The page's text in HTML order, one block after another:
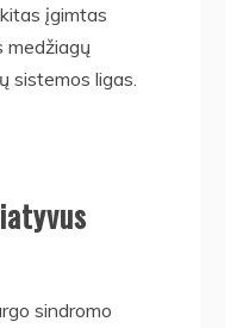
įgimtas
medžiagų
sistemos ligas.
sindromo